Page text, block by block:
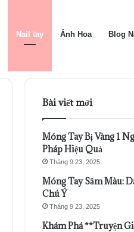
Nail tay Ảnh Hoa Blog
Bài viết mới
Móng Tay Bị Vàng 1
Pháp Hiệu Quả
Tháng 9 23, 2025
Móng Tay Sẫm Màu:
Chú Ý
Tháng 9 23, 2025
Khám Phá **Truyện